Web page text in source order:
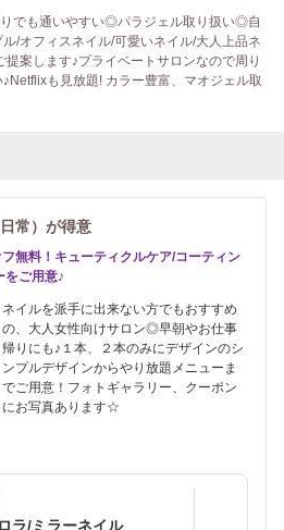
でも通いやすい◎パラジェル取り扱い◎自
/オフィスネイル/可愛いネイル/大人上品ネ
案します♪プライベートサロンなので周り
も見放題! カラー豊富、マオジェル取
常）が得意
フ無料！キューティクルケア/コーティン
ご用意♪
ネイルを派手に出来ない方でもおすすめ
の、大人女性向けサロン◎早朝やお仕事
帰りにも♪１本、２本のみにデザインのシ
ンプルデザインからやり放題メニューま
でご用意！フォトギャラリー、クーポン
にお写真あります☆
ラ/ミラーネイル